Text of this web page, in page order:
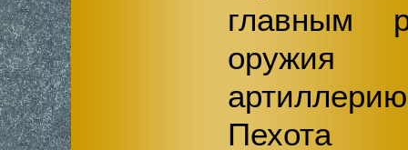
главным
оружия